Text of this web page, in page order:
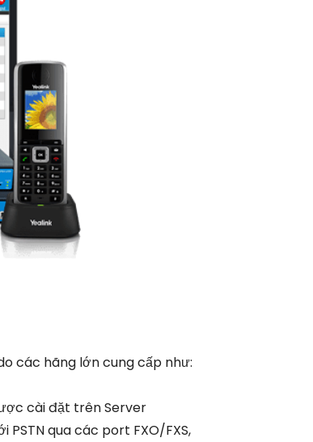
các hãng lớn cung cấp như:
cài đặt trên Server
qua các port FXO/FXS,